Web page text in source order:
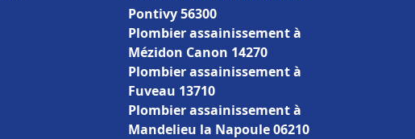
Pontivy 56300
Plombier assainissement à
Mézidon Canon 14270
Plombier assainissement à
Fuveau 13710
Plombier assainissement à
Mandelieu la Napoule 06210